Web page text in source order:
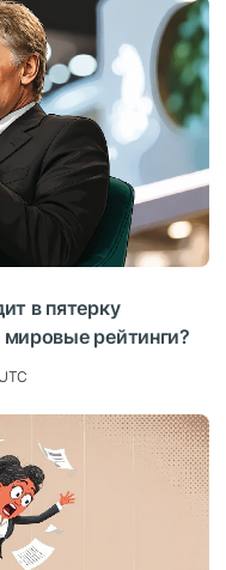
в пятерку
рейтинги?